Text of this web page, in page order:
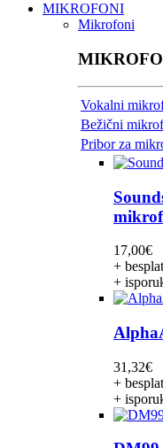
MIKROFONI
Mikrofoni
Vokalni
Bežični
Pribor za
17,00€
+
+
31,32€
+
+